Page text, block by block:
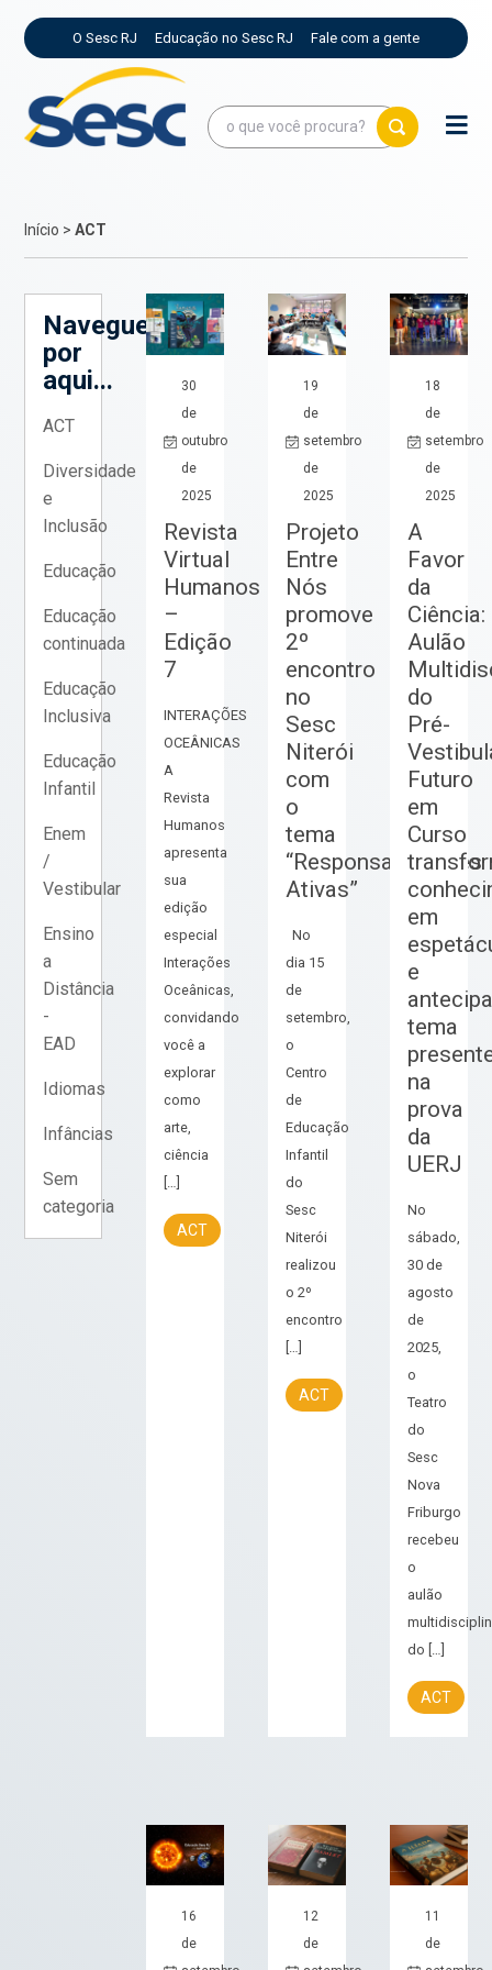
O Sesc RJ Educação no Sesc RJ Fale com a gente
Início >ACT
Navegue
por
aqui...
ACT
Diversidade
e
Inclusão
Educação
Educação
continuada
Educação
Inclusiva
Educação
Infantil
Enem
/
Vestibular
Ensino
a
Distância
-
EAD
Idiomas
Infâncias
Sem
categoria
30
de
outubro
de
2025
Revista
Virtual
Humanos
–
Edição
7
INTERAÇÕES
OCEÂNICAS
A
Revista
Humanos
apresenta
sua
edição
especial
Interações
Oceânicas,
convidando
você a
explorar
como
arte,
ciência
ACT
19
de
setembro
de
2025
Projeto
Entre
Nós
promove
2º
encontro
no
Sesc
Niterói
com
o
tema
“Responsabilidades
Ativas”
No
dia 15
de
setembro,
o
Centro
de
Educação
Infantil
do
Sesc
Niterói
realizou
o 2º
encontro
ACT
18
de
setembro
de
2025
A
Favor
da
Ciência:
Aulão
do
Pré-
Futuro
em
Curso
em
e
antecipa
tema
na
prova
da
UERJ
No
sábado,
30 de
agosto
de
2025,
o
Teatro
do
Sesc
Nova
Friburgo
recebeu
o
aulão
do […]
ACT
16
de
12
de
11
de